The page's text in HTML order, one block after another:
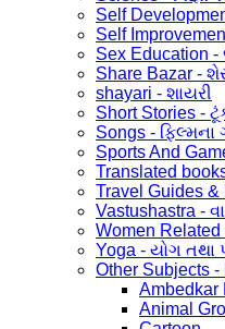
Self
Self
Sex Education -
Share Bazar -
shayari - શાયરી
Short Stories -
Songs - ફિલ્મના
Sports And
Translated
Travel Guides &
Vastushastra -
Women Related
Yoga - યોગ તથા
Other Subjects -
Ambedkar
Animal